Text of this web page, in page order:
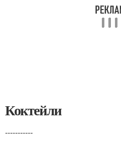
Коктейли
-----------